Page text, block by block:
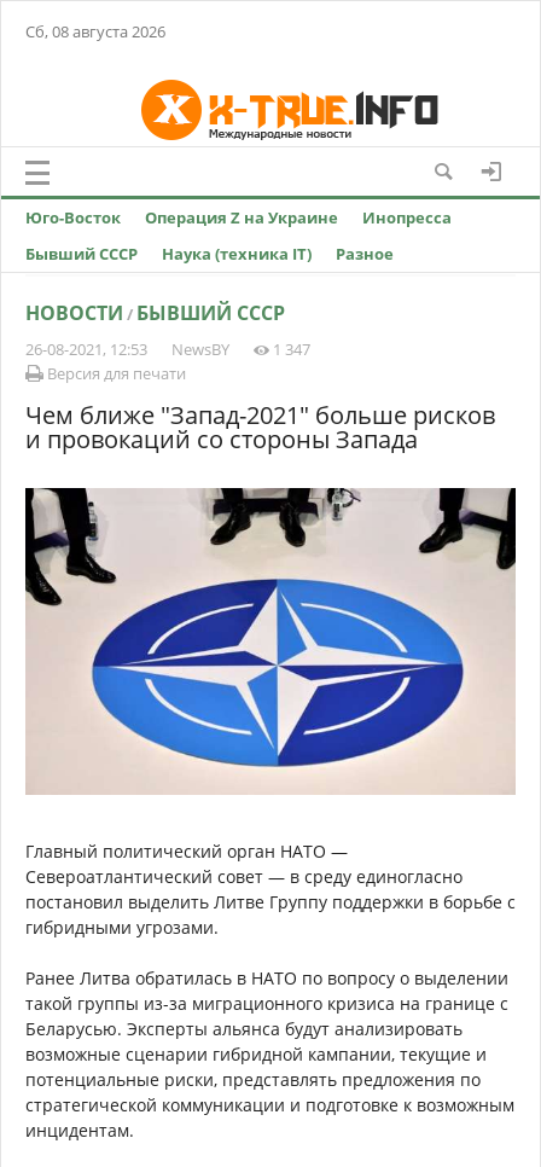
Сб, 08 августа 2026
Юго-Восток Операция Z на Украине
Инопресса
Бывший СССР
Наука (техника IT) Разное
НОВОСТИ / БЫВШИЙ СССР
26-08-2021, 12:53 NewsBY
1 347
Версия для печати
Чем ближе "Запад-2021" больше рисков
и провокаций со стороны Запада
Главный политический орган НАТО —
Североатлантический совет — в среду единогласно
постановил выделить Литве Группу поддержки в борьбе с
гибридными угрозами.
Ранее Литва обратилась в НАТО по вопросу о выделении
такой группы из-за миграционного кризиса на границе с
Беларусью. Эксперты альянса будут анализировать
возможные сценарии гибридной кампании, текущие и
потенциальные риски, представлять предложения по
стратегической коммуникации и подготовке к возможным
инцидентам.